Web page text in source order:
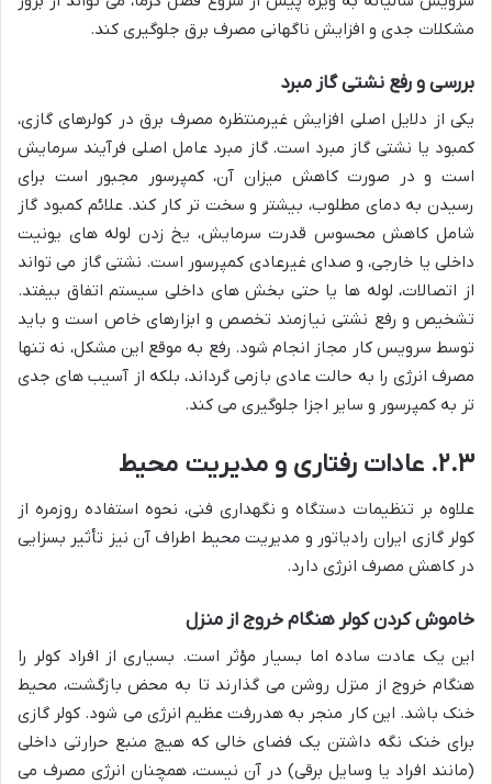
مشکلات جدی و افزایش ناگهانی مصرف برق جلوگیری کند.
بررسی و رفع نشتی گاز مبرد
یکی از دلایل اصلی افزایش غیرمنتظره مصرف برق در کولرهای گازی،
کمبود یا نشتی گاز مبرد است. گاز مبرد عامل اصلی فرآیند سرمایش
است و در صورت کاهش میزان آن، کمپرسور مجبور است برای
رسیدن به دمای مطلوب، بیشتر و سخت تر کار کند. علائم کمبود گاز
شامل کاهش محسوس قدرت سرمایش، یخ زدن لوله های یونیت
داخلی یا خارجی، و صدای غیرعادی کمپرسور است. نشتی گاز می تواند
از اتصالات، لوله ها یا حتی بخش های داخلی سیستم اتفاق بیفتد.
تشخیص و رفع نشتی نیازمند تخصص و ابزارهای خاص است و باید
توسط سرویس کار مجاز انجام شود. رفع به موقع این مشکل، نه تنها
مصرف انرژی را به حالت عادی بازمی گرداند، بلکه از آسیب های جدی
تر به کمپرسور و سایر اجزا جلوگیری می کند.
۲.۳. عادات رفتاری و مدیریت محیط
علاوه بر تنظیمات دستگاه و نگهداری فنی، نحوه استفاده روزمره از
کولر گازی ایران رادیاتور و مدیریت محیط اطراف آن نیز تأثیر بسزایی
در کاهش مصرف انرژی دارد.
خاموش کردن کولر هنگام خروج از منزل
این یک عادت ساده اما بسیار مؤثر است. بسیاری از افراد کولر را
هنگام خروج از منزل روشن می گذارند تا به محض بازگشت، محیط
خنک باشد. این کار منجر به هدررفت عظیم انرژی می شود. کولر گازی
برای خنک نگه داشتن یک فضای خالی که هیچ منبع حرارتی داخلی
(مانند افراد یا وسایل برقی) در آن نیست، همچنان انرژی مصرف می